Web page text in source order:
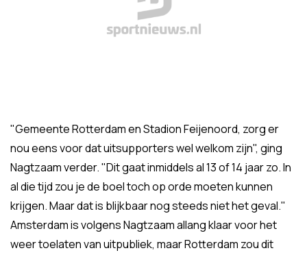
"Gemeente Rotterdam en Stadion Feijenoord, zorg er
nou eens voor dat uitsupporters wel welkom zijn", ging
Nagtzaam verder. "Dit gaat inmiddels al 13 of 14 jaar zo. In
al die tijd zou je de boel toch op orde moeten kunnen
krijgen. Maar dat is blijkbaar nog steeds niet het geval."
Amsterdam is volgens Nagtzaam allang klaar voor het
weer toelaten van uitpubliek, maar Rotterdam zou dit